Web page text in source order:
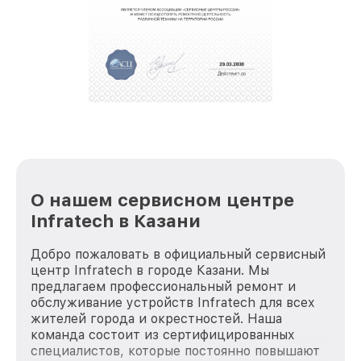
обеспечат доставку устройств в сервис в
полной сохранности и бесплатно.
положительные отзывы и обрели отличную
репутацию. Мы постоянно совершенствуемся и
О нашем сервисном центре
Infratech в Казани
Добро пожаловать в официальный сервисный
центр Infratech в городе Казани. Мы
предлагаем профессиональный ремонт и
обслуживание устройств Infratech для всех
жителей города и окрестностей. Наша
команда состоит из сертифицированных
специалистов, которые постоянно повышают